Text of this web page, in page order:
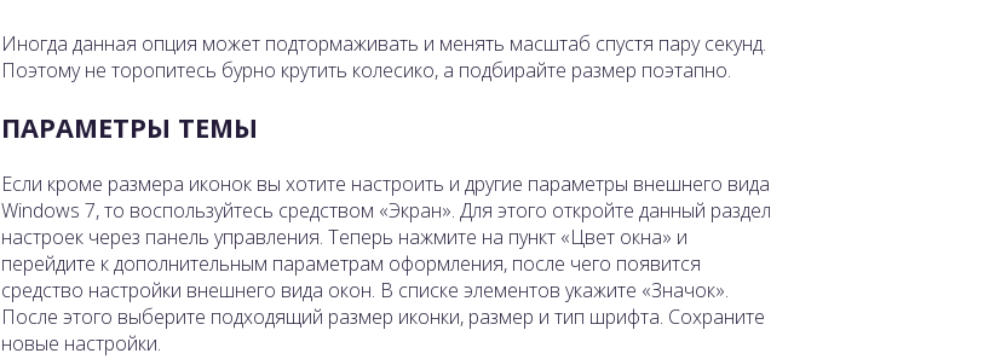
Иногда данная опция может подтормаживать и менять масштаб спустя пару секунд.
Поэтому не торопитесь бурно крутить колесико, а подбирайте размер поэтапно.
ПАРАМЕТРЫ ТЕМЫ
Если кроме размера иконок вы хотите настроить и другие параметры внешнего вида
Windows 7, то воспользуйтесь средством «Экран». Для этого откройте данный раздел
настроек через панель управления. Теперь нажмите на пункт «Цвет окна» и
перейдите к дополнительным параметрам оформления, после чего появится
средство настройки внешнего вида окон. В списке элементов укажите «Значок».
После этого выберите подходящий размер иконки, размер и тип шрифта. Сохраните
новые настройки.